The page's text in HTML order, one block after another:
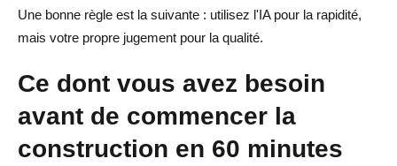
Une bonne règle est la suivante : utilisez l'IA pour la rapidité,
mais votre propre jugement pour la qualité.
Ce dont vous avez besoin
avant de commencer la
construction en 60 minutes